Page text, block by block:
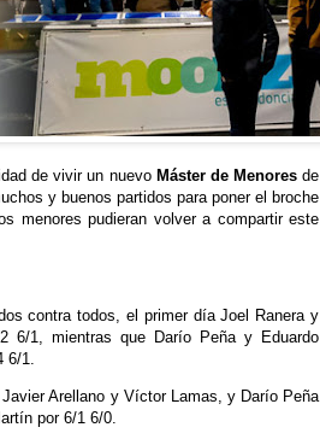
de vivir un nuevo Máster de Menoresde
y buenos partidos para poner el broche
menores pudieran volver a compartir este
contra todos, el primer día Joel Ranera y
6/1, mientras que Darío Peña y Eduardo
6/1.
Arellano y Víctor Lamas, y Darío Peña
por 6/1 6/0.